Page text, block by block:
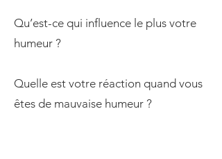
Qu’est-ce qui influence le plus votre
humeur ?
Quelle est votre réaction quand vous
êtes de mauvaise humeur ?